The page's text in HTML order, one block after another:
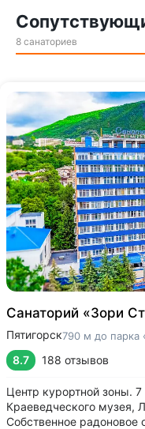
8 санаториев
Санаторий «Зори
Пятигорск790 м до парка
8.7 188 отзывов
Центр курортной зоны.
Краеведческого музея,
Собственное радоновое